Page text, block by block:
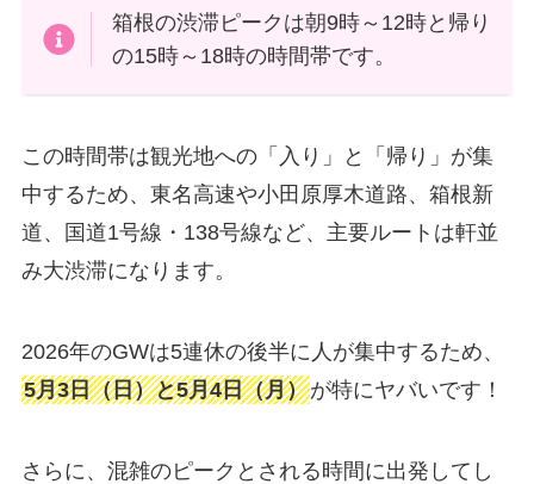
箱根の渋滞ピークは朝9時～12時と帰り
の15時～18時の時間帯です。
この時間帯は観光地への「入り」と「帰り」が集
中するため、東名高速や小田原厚木道路、箱根新
道、国道1号線・138号線など、主要ルートは軒並
み大渋滞になります。
2026年のGWは5連休の後半に人が集中するため、
5月3日（日）と5月4日（月）が特にヤバいです！
さらに、混雑のピークとされる時間に出発してし